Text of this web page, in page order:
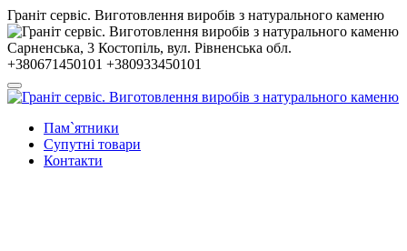
Гранiт сервiс. Виготовлення виробів з натурального каменю
Сарненська, 3 Костопiль, вул. Рiвненська обл.
+380671450101 +380933450101
Пам`ятники
Супутні товари
Контакти